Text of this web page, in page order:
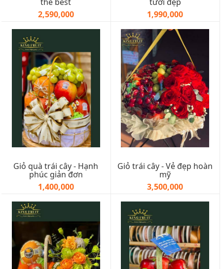
2,590,000
1,990,000
Giỏ quà trái cây - Hạnh
phúc giản đơn
1,400,000
Giỏ trái cây - Vẻ đẹp hoàn
mỹ
3,500,000